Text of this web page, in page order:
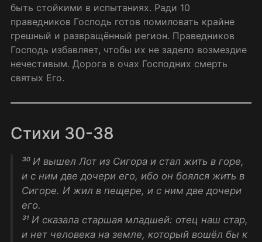
быть стойкими в испытаниях. Ради 10
праведников Господь готов помиловать крайне
грешный и развращённый регион. Праведников
Господь избавляет, чтобы их не задело возмездие
нечестивым. Дорога в очах Господних смерть
святых Его.
Стихи 30-38
³⁰ И вышел Лот из Сигора и стал жить в горе,
и с ним две дочери его, ибо он боялся жить в
Сигоре. И жил в пещере, и с ним две дочери
его.
³¹ И сказала старшая младшей: отец наш стар,
и нет человека на земле, который вошёл бы к